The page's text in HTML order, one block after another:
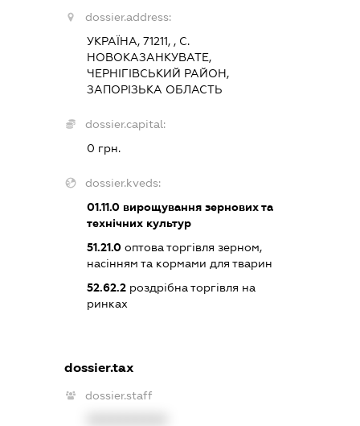
dossier.address:
УКРАЇНА, 71211, , С.
НОВОКАЗАНКУВАТЕ,
ЧЕРНІГІВСЬКИЙ РАЙОН,
ЗАПОРІЗЬКА ОБЛАСТЬ
dossier.capital:
0 грн.
dossier.kveds:
01.11.0вирощування зернових та
технічних культур
51.21.0оптова торгівля зерном,
насінням та кормами для тварин
52.62.2роздрібна торгівля на
ринках
dossier.tax
dossier.staff